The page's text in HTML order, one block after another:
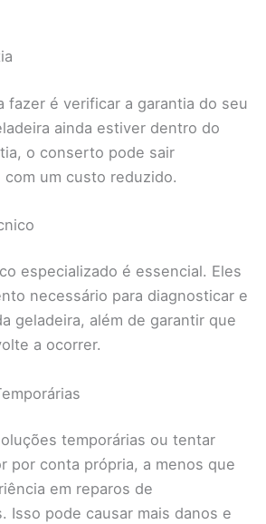
fazer é verificar a garantia do seu
ainda estiver dentro do
o conserto pode sair
um custo reduzido.
especializado é essencial. Eles
necessário para diagnosticar e
geladeira, além de garantir que
a ocorrer.
temporárias ou tentar
por conta própria, a menos que
em reparos de
Isso pode causar mais danos e